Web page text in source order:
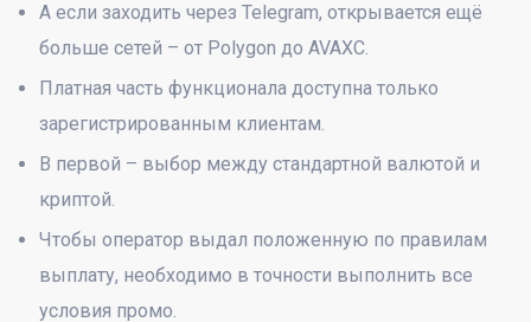
А если заходить через Telegram, открывается ещё
больше сетей – от Polygon до AVAXC.
Платная часть функционала доступна только
зарегистрированным клиентам.
В первой – выбор между стандартной валютой и
криптой.
Чтобы оператор выдал положенную по правилам
выплату, необходимо в точности выполнить все
условия промо.